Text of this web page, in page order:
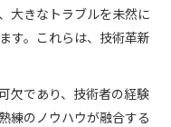
大きなトラブルを未然に
す。これらは、技術革新
欠であり、技術者の経験
練のノウハウが融合する